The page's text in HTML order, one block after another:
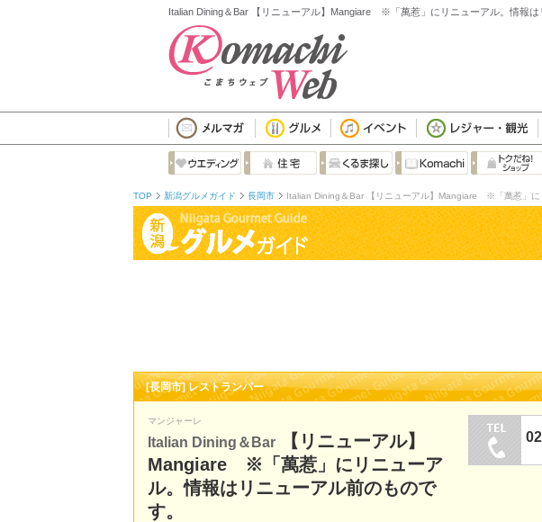
Italian Dining＆Bar 【リニューアル】Mangiare ※「萬惹」にリニューアル。情報
TOP 新潟グルメガイド 長岡市 Italian Dining＆Bar 【リニューアル】Mangiare ※「萬惹」に
[長岡市] レストランバー
マンジャーレ
Italian Dining＆Bar
【リニューアル】
Mangiare ※「萬惹」にリニューア
ル。情報はリニューアル前のもので
す。